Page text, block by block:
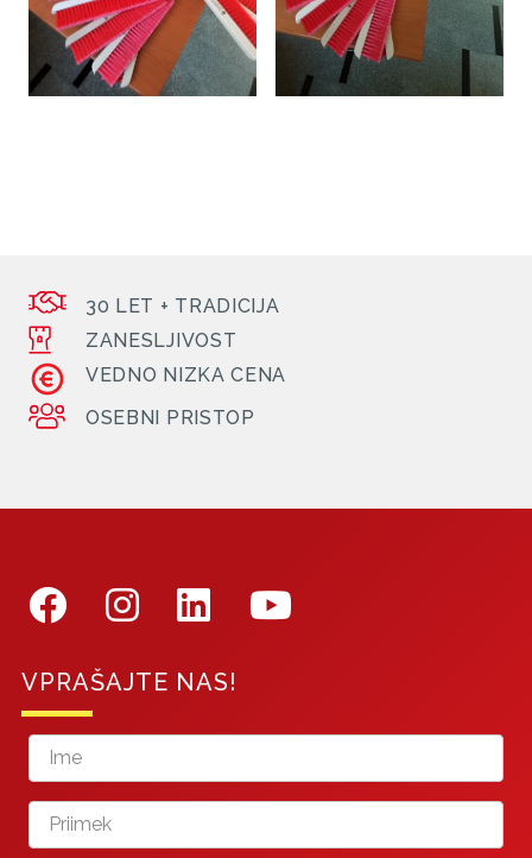
30 LET + TRADICIJA
ZANESLJIVOST
VEDNO NIZKA CENA
OSEBNI PRISTOP
VPRAŠAJTE NAS!